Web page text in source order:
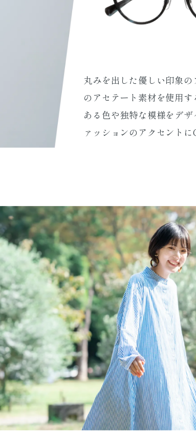
丸みを出した優しい印象
のアセテート素材を使用
ある色や独特な模様をデ
ァッションのアクセントに